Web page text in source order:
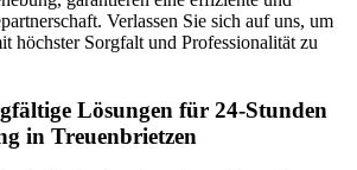
Verlassen Sie sich auf uns, um
höchster Sorgfalt und Professionalität zu
Lösungen für 24-Stunden
in Treuenbrietzen